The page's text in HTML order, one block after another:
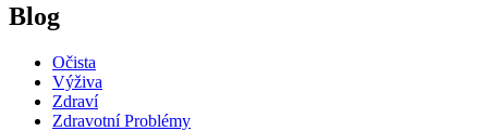
Blog
Očista
Výživa
Zdraví
Zdravotní Problémy